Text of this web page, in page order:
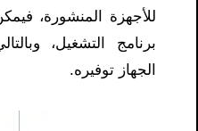
برنامج التشغيل،
الجهاز توفيره.